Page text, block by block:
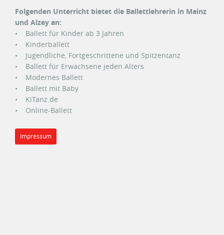
Folgenden Unterricht bietet die Ballettlehrerin in Mainz
und Alzey an:
• Ballett für Kinder ab 3 Jahren
• Kinderballett
• Jugendliche, Fortgeschrittene und Spitzentanz
• Ballett für Erwachsene jeden Alters
• Modernes Ballett
• Ballett mit Baby
• KiTanz.de
• Online-Ballett
Impressum